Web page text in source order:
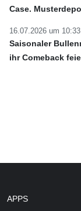
Case.
16.07.2026 um
Saisonaler
ihr Comeback
APPS